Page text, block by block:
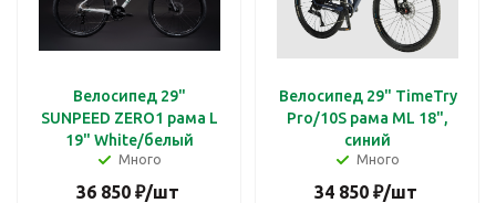
Велосипед 29"
SUNPEED ZERO1 рама L
19" White/белый
Много
36 850₽/шт
Велосипед 29" TimeTry
Pro/10S рама ML 18",
синий
Много
34 850₽/шт